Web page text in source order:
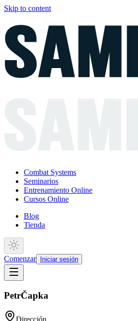
Skip to content
Combat Systems
Seminarios
Entrenamiento Online
Cursos Online
Blog
Tienda
Comenzar Iniciar sesión
PetrČapka